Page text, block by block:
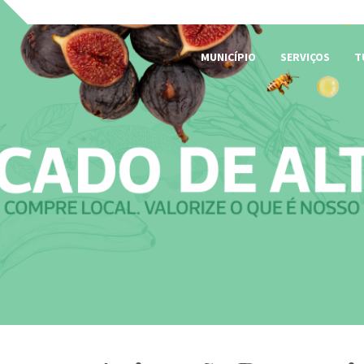
MUNICÍPIO
SERVIÇOS